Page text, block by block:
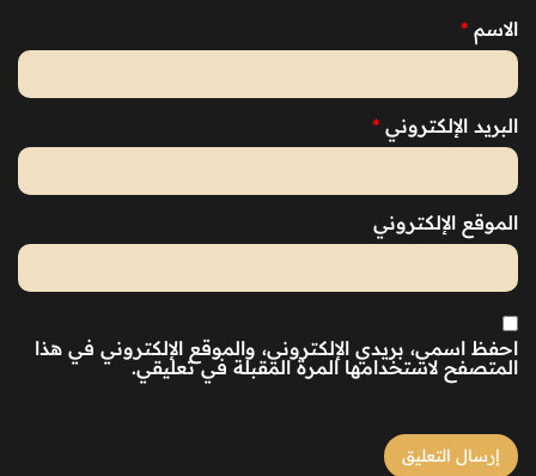
الاسم *
البريد الإلكتروني *
الموقع الإلكتروني
احفظ اسمي، بريدي الإلكتروني، والموقع الإلكتروني في هذا
المتصفح لاستخدامها المرة المقبلة في تعليقي.